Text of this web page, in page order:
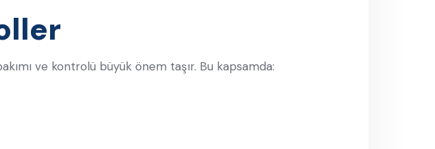
ve kontrolü büyük önem taşır. Bu kapsamda: